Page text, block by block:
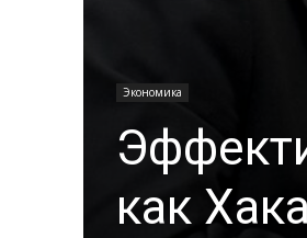
Экономика
как